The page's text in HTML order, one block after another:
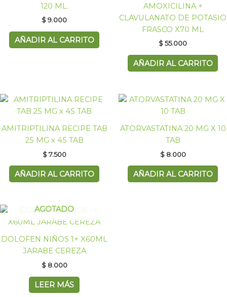
120 ML.
$9.000
AÑADIR AL CARRITO
AMOXICILINA +
CLAVULANATO DE POTASIO
FRASCO X70 ML
$55.000
AÑADIR AL CARRITO
AMITRIPTILINA RECIPE TAB
25 MG x 45 TAB
$7.500
AÑADIR AL CARRITO
ATORVASTATINA 20 MG X 10
TAB
$8.000
AÑADIR AL CARRITO
AGOTADO
DOLOFEN NIÑOS 1+ X60ML
JARABE CEREZA
$8.000
LEER MÁS